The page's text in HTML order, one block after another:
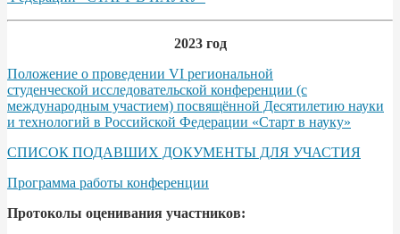
2023 год
Положение о проведении VI региональной
студенческой исследовательской конференции (с
международным участием) посвящённой Десятилетию науки
и технологий в Российской Федерации «Старт в науку»
СПИСОК ПОДАВШИХ ДОКУМЕНТЫ ДЛЯ УЧАСТИЯ
Программа работы конференции
Протоколы оценивания участников: